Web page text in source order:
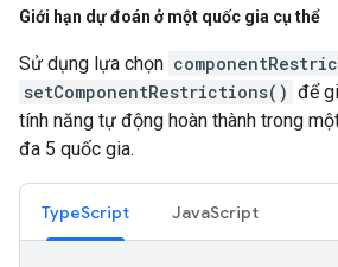
Giới hạn dự đoán ở một quốc gia cụ thể
Sử dụng lựa chọn
setComponentRestrictions() để
tính năng tự động hoàn thành trong
đa 5 quốc gia.
TypeScript JavaScript